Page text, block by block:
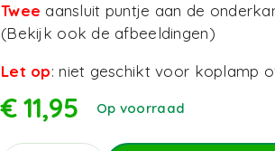
Twee aansluit puntje aan de
(Bekijk ook de afbeeldingen)
Let op: niet geschikt voor koplamp
€11,95 Op voorraad